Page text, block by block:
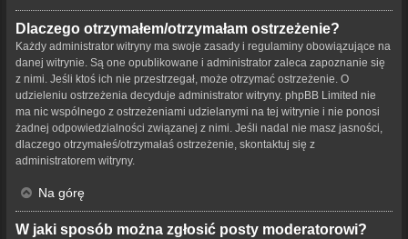
Dlaczego otrzymałem/otrzymałam ostrzeżenie?
Każdy administrator witryny ma swoje zasady i regulaminy obowiązujące na
danej witrynie. Są one opublikowane i administrator zaleca zapoznanie się
z nimi. Jeśli ktoś ich nie przestrzegał, może otrzymać ostrzeżenie. O
udzieleniu ostrzeżenia decyduje administrator witryny. phpBB Limited nie
ma nic wspólnego z ostrzeżeniami udzielanymi na tej witrynie i nie ponosi
żadnej odpowiedzialności związanej z nimi. Jeśli nadal nie masz jasności,
dlaczego otrzymałeś/otrzymałaś ostrzeżenie, skontaktuj się z
administratorem witryny.
Na górę
W jaki sposób można zgłosić posty moderatorowi?